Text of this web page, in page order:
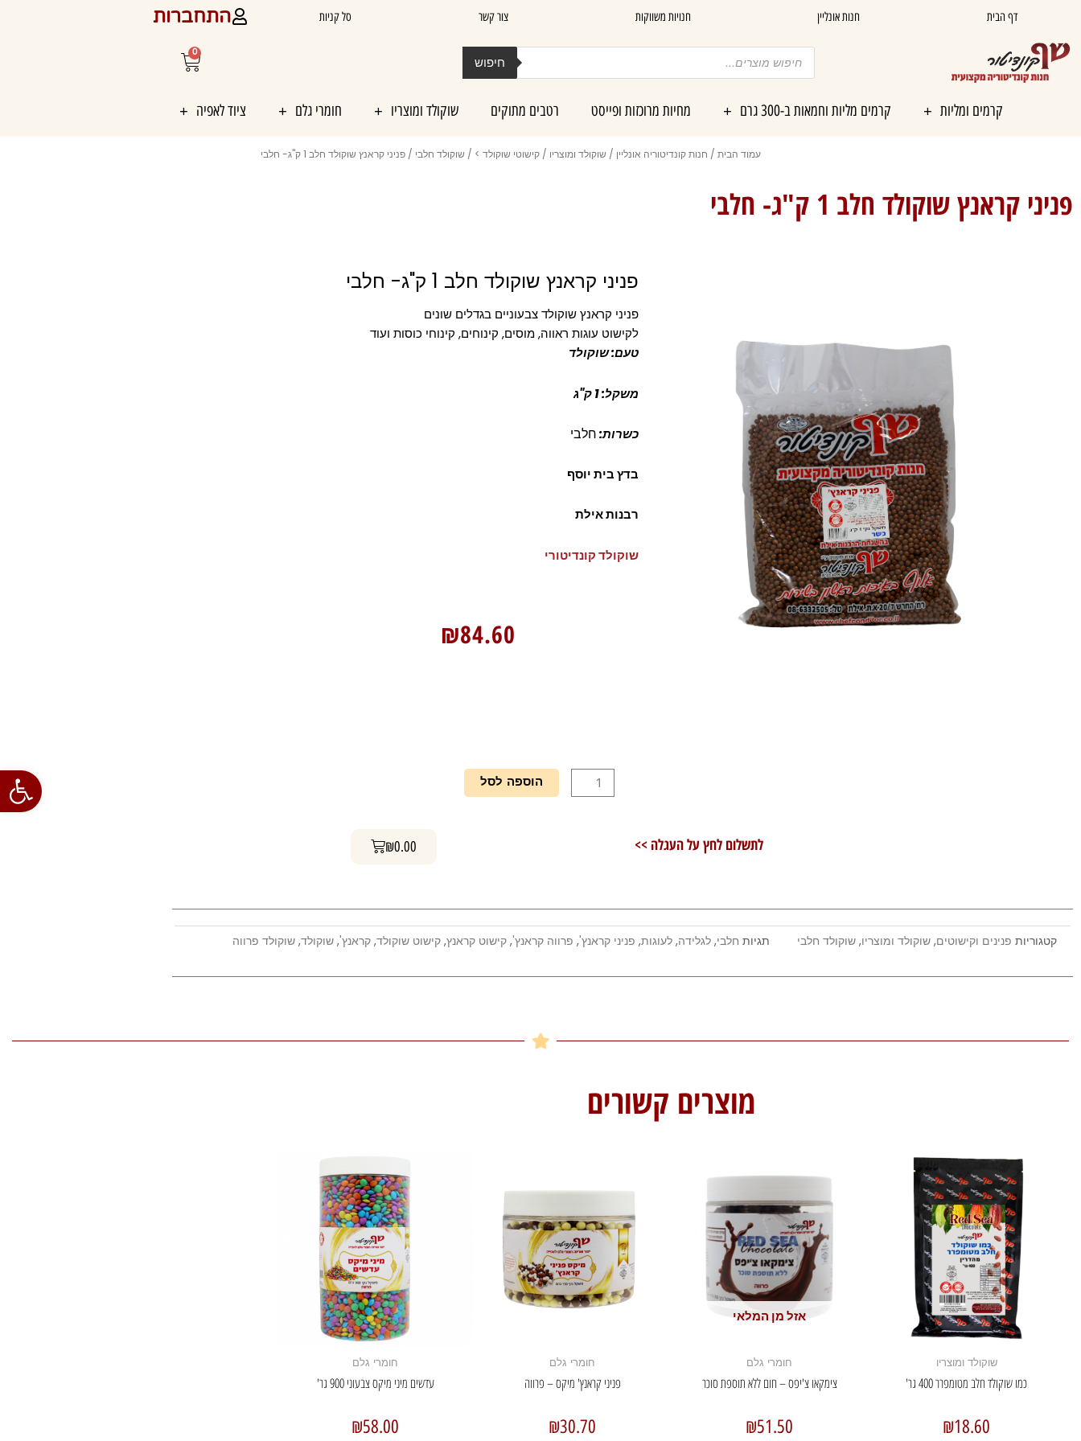
פתח
דף הבית חנות אונליין חנויות משווקות צור קשר סל קניות התחברות
Products
search חיפוש
0
עגלת
קניות
קרמים ומליות קרמים מליות וחמאות ב-300 גרם מחיות מרוכזות ופייסט רטבים מתוקים שוקולד ומוצריו חומרי גלם ציוד לאפיה
עמוד הבית / חנות קונדיטוריה אונליין / שוקולד ומוצריו / קישוטי שוקולד > / שוקולד חלבי / פניני קראנץ שוקולד חלב 1 ק"ג- חלבי
פניני קראנץ שוקולד חלב 1 ק"ג- חלבי
פניני קראנץ שוקולד חלב 1 ק"ג- חלבי
פניני קראנץ שוקולד צבעוניים בגדלים שונים
לקישוט עוגות ראווה, מוסים, קינוחים, קינוחי כוסות ועוד
טעם: שוקולד
משקל: 1 ק"ג
כשרות:חלבי
בדץ בית יוסף
רבנות אילת
שוקולד קונדיטורי
₪84.60
כמות
של
ק"ג-
חלבי
הוספה לסל
לתשלום לחץ על העגלה >> ₪0.00 עגלת קניות
קטגוריות פנינים וקישוטים, שוקולד ומוצריו, שוקולד חלבי תגיות חלבי, לגלידה, לעוגות, פניני קראנץ', פרווה קראנץ', קישוט קראנץ, קישוט שוקולד, קראנץ', שוקולד, שוקולד פרווה
מוצרים קשורים
שוקולד ומוצריו
כמו שוקולד חלב מטומפרר 400 גר'
₪18.60
אזל מן המלאי
חומרי גלם
צימקאו צ'יפס – חום ללא תוספת סוכר
₪51.50
חומרי גלם
פניני קראנץ' מיקס – פרווה
₪30.70
חומרי גלם
עדשים מיני מיקס צבעוני 900 גר'
₪58.00